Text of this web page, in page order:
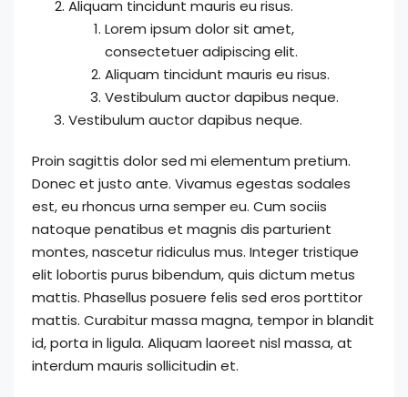
Aliquam tincidunt mauris eu risus.
Lorem ipsum dolor sit amet,
consectetuer adipiscing elit.
Aliquam tincidunt mauris eu risus.
Vestibulum auctor dapibus neque.
Vestibulum auctor dapibus neque.
Proin sagittis dolor sed mi elementum pretium.
Donec et justo ante. Vivamus egestas sodales
est, eu rhoncus urna semper eu. Cum sociis
natoque penatibus et magnis dis parturient
montes, nascetur ridiculus mus. Integer tristique
elit lobortis purus bibendum, quis dictum metus
mattis. Phasellus posuere felis sed eros porttitor
mattis. Curabitur massa magna, tempor in blandit
id, porta in ligula. Aliquam laoreet nisl massa, at
interdum mauris sollicitudin et.